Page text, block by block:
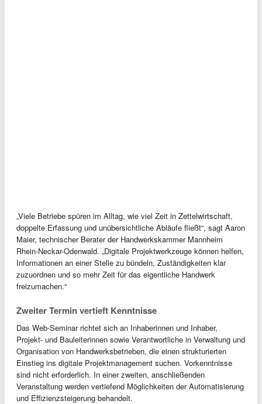
„Viele Betriebe spüren im Alltag, wie viel Zeit in Zettelwirtschaft,
doppelte Erfassung und unübersichtliche Abläufe fließt“, sagt Aaron
Maier, technischer Berater der Handwerkskammer Mannheim
Rhein-Neckar-Odenwald. „Digitale Projektwerkzeuge können helfen,
Informationen an einer Stelle zu bündeln, Zuständigkeiten klar
zuzuordnen und so mehr Zeit für das eigentliche Handwerk
freizumachen.“
Zweiter Termin vertieft Kenntnisse
Das Web-Seminar richtet sich an Inhaberinnen und Inhaber,
Projekt- und Bauleiterinnen sowie Verantwortliche in Verwaltung und
Organisation von Handwerksbetrieben, die einen strukturierten
Einstieg ins digitale Projektmanagement suchen. Vorkenntnisse
sind nicht erforderlich. In einer zweiten, anschließenden
Veranstaltung werden vertiefend Möglichkeiten der Automatisierung
und Effizienzsteigerung behandelt.